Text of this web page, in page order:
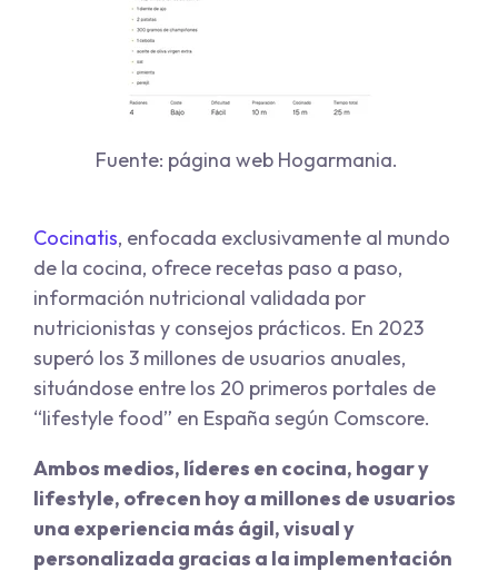
Fuente: página web Hogarmania.
Cocinatis, enfocada exclusivamente al mundo
de la cocina, ofrece recetas paso a paso,
información nutricional validada por
nutricionistas y consejos prácticos. En 2023
superó los 3 millones de usuarios anuales,
situándose entre los 20 primeros portales de
“lifestyle food” en España según Comscore.
Ambos medios, líderes en cocina, hogar y
lifestyle, ofrecen hoy a millones de usuarios
una experiencia más ágil, visual y
personalizada gracias a la implementación